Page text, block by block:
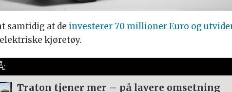
samtidig at de investerer 70 millioner Euro og
kjøretøy.
Traton tjener mer – på lavere omsetning